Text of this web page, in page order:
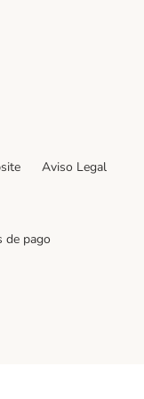
Aviso Legal
de pago